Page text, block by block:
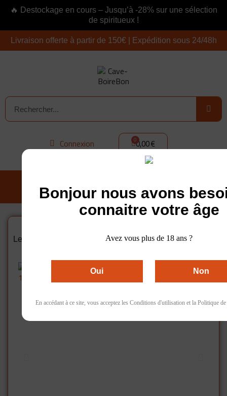
Bonjour nous avons
connaitre votre âge
Avez vous plus de 18 ans ?
Oui Non
En accédant à ce site, vous acceptez les Conditions d'utilisation et la Politique
🔥 Destockage en cours – Jusqu’à -28% sur une sélection
de spiritueux !
Livraison offerte à partir de 150€ | Expédition sous 24/48h
Connexion 0,00 €
Le champ des murailles, Sempiternam, Rouge, 2007,